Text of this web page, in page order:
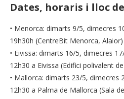
Dates, horaris i lloc
• Menorca: dimarts 9/5, dimecres
19h30h (CentreBit Menorca, Alaior)
• Eivissa: dimarts 16/5, dimecres
12h30 a Eivissa (Edifici polivalent
• Mallorca: dimarts 23/5, dimecres
12h30 a Palma de Mallorca (Sala